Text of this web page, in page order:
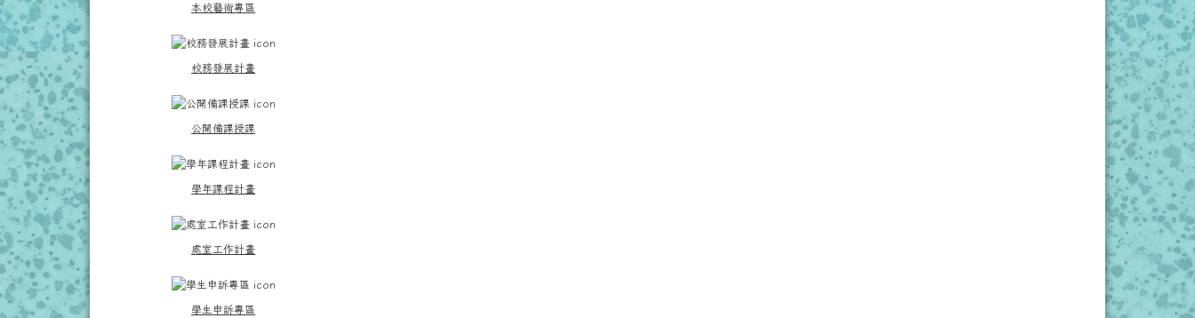
本校藝術專區
校務發展計畫
公開備課授課
學年課程計畫
處室工作計畫
學生申訴專區